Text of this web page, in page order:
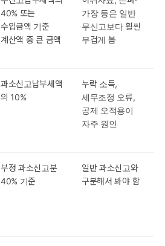
40% 또는
수입금액 기준
계산액 중 큰 금액
가장 등은 일반
무신고보다 훨씬
무겁게 봄
과소신고납부세액
의 10%
누락 소득,
세무조정 오류,
공제 오적용이
자주 원인
부정 과소신고분
40% 기준
일반 과소신고와
구분해서 봐야 함